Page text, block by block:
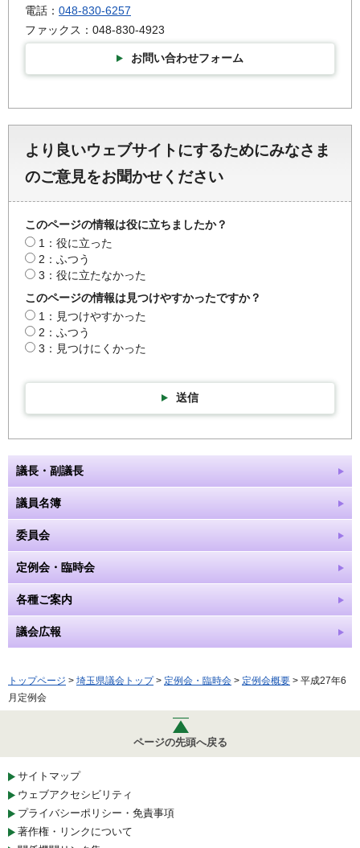
電話： 048-830-6257
ファックス：048-830-4923
お問い合わせフォーム
より良いウェブサイトにするためにみなさま
のご意見をお聞かせください
このページの情報は役に立ちましたか？
1：役に立った
2：ふつう
3：役に立たなかった
このページの情報は見つけやすかったですか？
1：見つけやすかった
2：ふつう
3：見つけにくかった
送信
議長・副議長
議員名簿
委員会
定例会・臨時会
各種ご案内
議会広報
トップページ > 埼玉県議会トップ> 定例会・臨時会 > 定例会概要 > 平成27年6
月定例会
ページの先頭へ戻る
サイトマップ
ウェブアクセシビリティ
プライバシーポリシー・免責事項
著作権・リンクについて